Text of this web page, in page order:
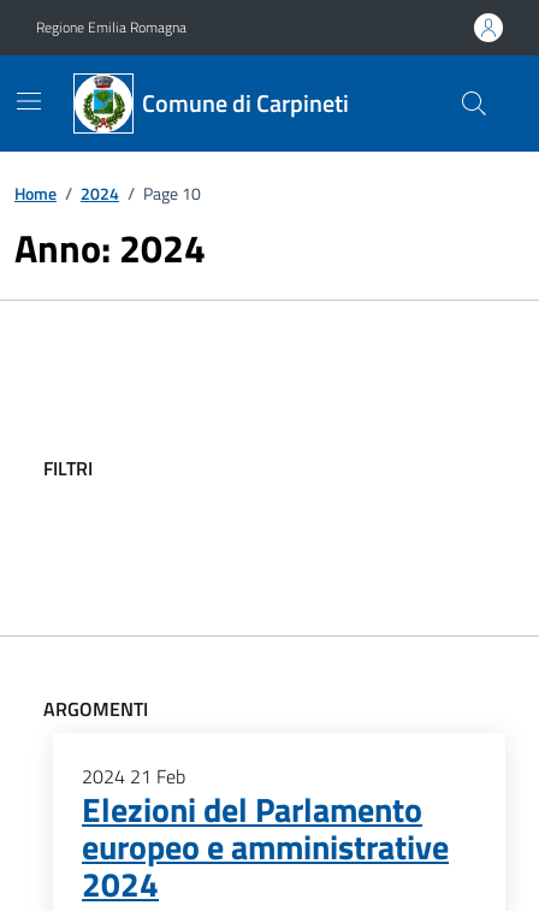
Regione Emilia Romagna
Comune di Carpineti
Home / 2024 / Page 10
Anno: 2024
FILTRI
ARGOMENTI
2024 21 Feb
Elezioni del Parlamento
europeo e amministrative
2024